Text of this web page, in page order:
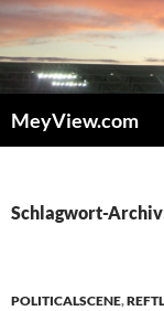
Zum
Inhalt
springen
MeyView.com
Schlagwort-
POLITICALSCENE,